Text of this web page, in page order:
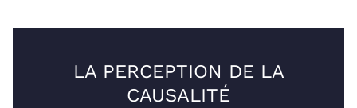
LA PERCEPTION DE LA
CAUSALITÉ